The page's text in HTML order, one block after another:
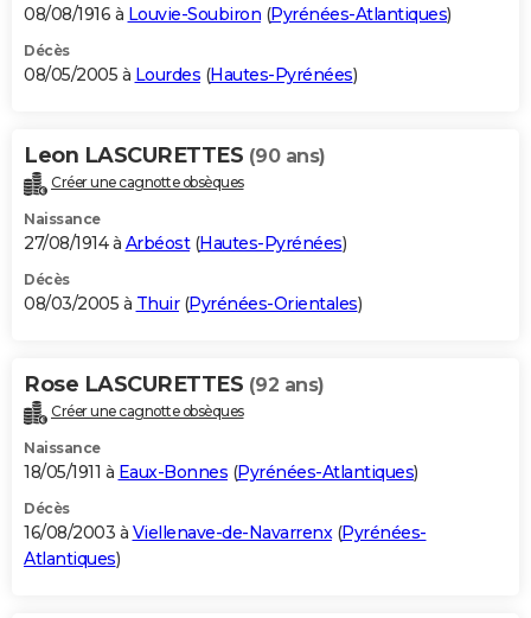
08/08/1916 à Louvie-Soubiron (Pyrénées-Atlantiques)
Décès
08/05/2005 à Lourdes (Hautes-Pyrénées)
Leon LASCURETTES (90 ans)
Créer une cagnotte obsèques
Naissance
27/08/1914 à Arbéost(Hautes-Pyrénées)
Décès
08/03/2005 à Thuir(Pyrénées-Orientales)
Rose LASCURETTES (92 ans)
Créer une cagnotte obsèques
Naissance
18/05/1911 à Eaux-Bonnes (Pyrénées-Atlantiques)
Décès
16/08/2003 à Viellenave-de-Navarrenx(Pyrénées-
Atlantiques)